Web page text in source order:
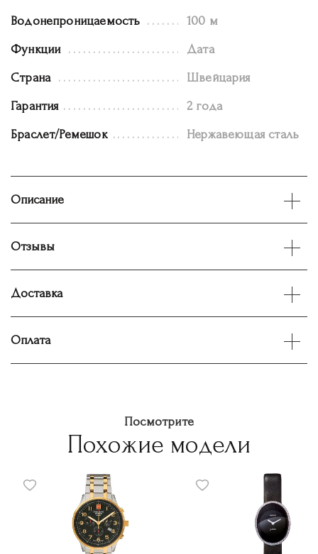
Водонепроницаемость 100 м
Функции Дата
Страна Швейцария
Гарантия 2 года
Браслет/Ремешок Нержавеющая сталь
Описание
Отзывы
Доставка
Оплата
Посмотрите
Похожие модели